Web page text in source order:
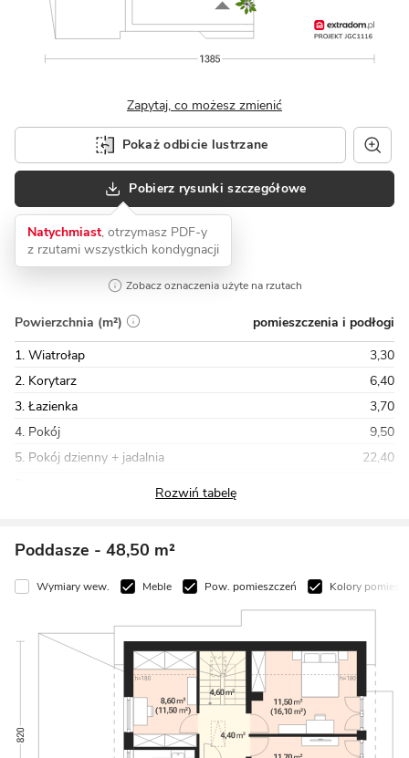
Zapytaj, co możesz zmienić
Pokaż odbicie lustrzane
Pobierz rysunki szczegółowe
Natychmiast, otrzymasz PDF-y
z rzutami wszystkich kondygnacji
Zobacz oznaczenia użyte na rzutach
Powierzchnia (m²)
pomieszczenia i podłogi
1. Wiatrołap
3,30
2. Korytarz
6,40
3. Łazienka
3,70
4. Pokój
9,50
5. Pokój dzienny + jadalnia
22,40
Poddasze - 48,50 m²
Wymiary wew. Meble Pow. pomieszczeń Kolory